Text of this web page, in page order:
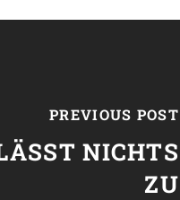
PREVIOUS POST
NICHTS
ZU